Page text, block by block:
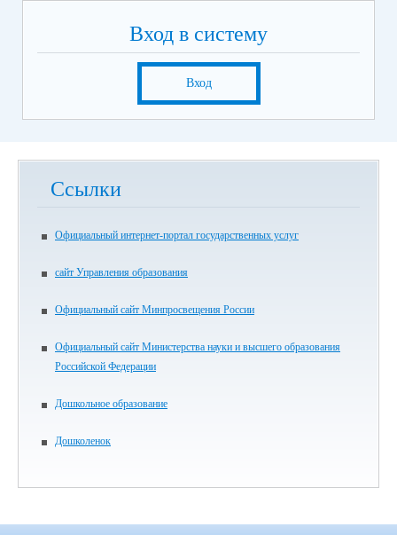
Вход в систему
Вход
Ссылки
Официальный интернет-портал государственных услуг
сайт Управления образования
Официальный сайт Минпросвещения России
Официальный сайт Министерства науки и высшего образования
Российской Федерации
Дошкольное образование
Дошколенок